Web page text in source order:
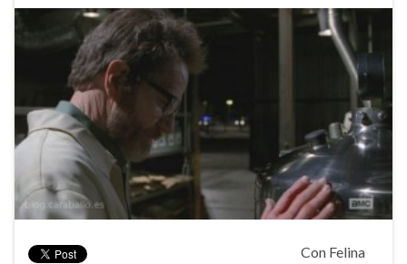
Con Felina